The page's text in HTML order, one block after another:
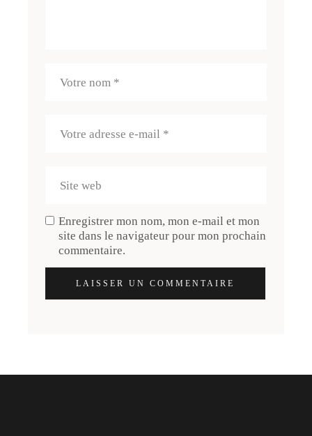
Enregistrer mon nom, mon e-mail et mon
site dans le navigateur pour mon prochain
commentaire.
LAISSER UN COMMENTAIRE